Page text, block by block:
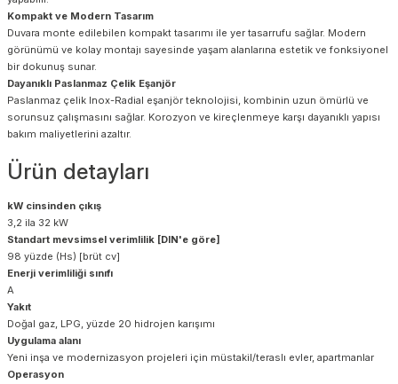
Kompakt ve Modern Tasarım
Duvara monte edilebilen kompakt tasarımı ile yer tasarrufu sağlar. Modern
görünümü ve kolay montajı sayesinde yaşam alanlarına estetik ve fonksiyonel
bir dokunuş sunar.
Dayanıklı Paslanmaz Çelik Eşanjör
Paslanmaz çelik Inox-Radial eşanjör teknolojisi, kombinin uzun ömürlü ve
sorunsuz çalışmasını sağlar. Korozyon ve kireçlenmeye karşı dayanıklı yapısı
bakım maliyetlerini azaltır.
Ürün detayları
kW cinsinden çıkış
3,2 ila 32 kW
Standart mevsimsel verimlilik [DIN'e göre]
98 yüzde (Hs) [brüt cv]
Enerji verimliliği sınıfı
A
Yakıt
Doğal gaz, LPG, yüzde 20 hidrojen karışımı
Uygulama alanı
Yeni inşa ve modernizasyon projeleri için müstakil/teraslı evler, apartmanlar
Operasyon